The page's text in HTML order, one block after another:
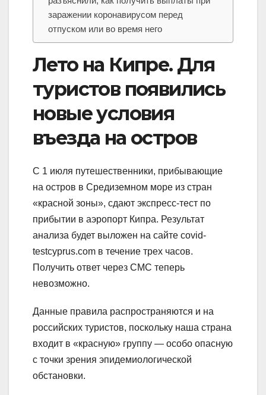
заражении коронавирусом перед
отпуском или во время него
Лето на Кипре. Для
туристов появились
новые условия
въезда на остров
С 1 июля путешественники, прибывающие
на остров в Средиземном море из стран
«красной зоны», сдают экспресс-тест по
прибытии в аэропорт Кипра. Результат
анализа будет выложен на сайте covid-
testcyprus.com в течение трех часов.
Получить ответ через СМС теперь
невозможно.
Данные правила распространяются и на
российских туристов, поскольку наша страна
входит в «красную» группу — особо опасную
с точки зрения эпидемиологической
обстановки.